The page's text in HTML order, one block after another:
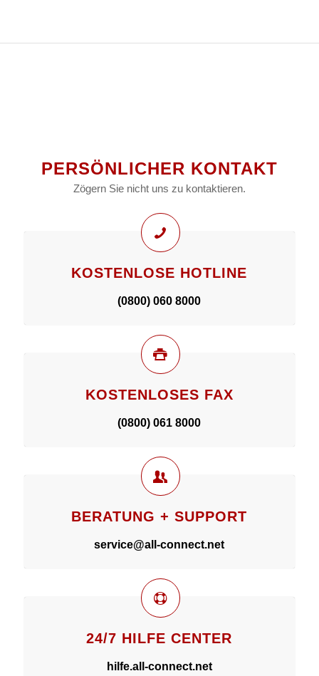
PERSÖNLICHER KONTAKT
Zögern Sie nicht uns zu kontaktieren.
KOSTENLOSE HOTLINE
(0800) 060 8000
KOSTENLOSES FAX
(0800) 061 8000
BERATUNG + SUPPORT
service@all-connect.net
24/7 HILFE CENTER
hilfe.all-connect.net